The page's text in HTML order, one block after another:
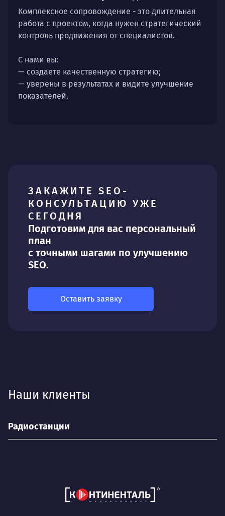
Комплексное сопровождение - это длительная
работа с проектом, когда нужен стратегический
контроль продвижения от специалистов.
С нами вы:
— создаете качественную стратегию;
— уверены в результатах и видите улучшение
показателей.
ЗАКАЖИТЕ SEO-
КОНСУЛЬТАЦИЮ УЖЕ
СЕГОДНЯ
Подготовим для вас персональный
план
с точными шагами по улучшению
SEO.
Оставить заявку
Наши клиенты
Радиостанции